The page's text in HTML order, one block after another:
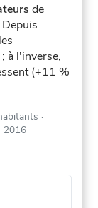
de
Depuis
à l'inverse,
(+11 %
·
2016